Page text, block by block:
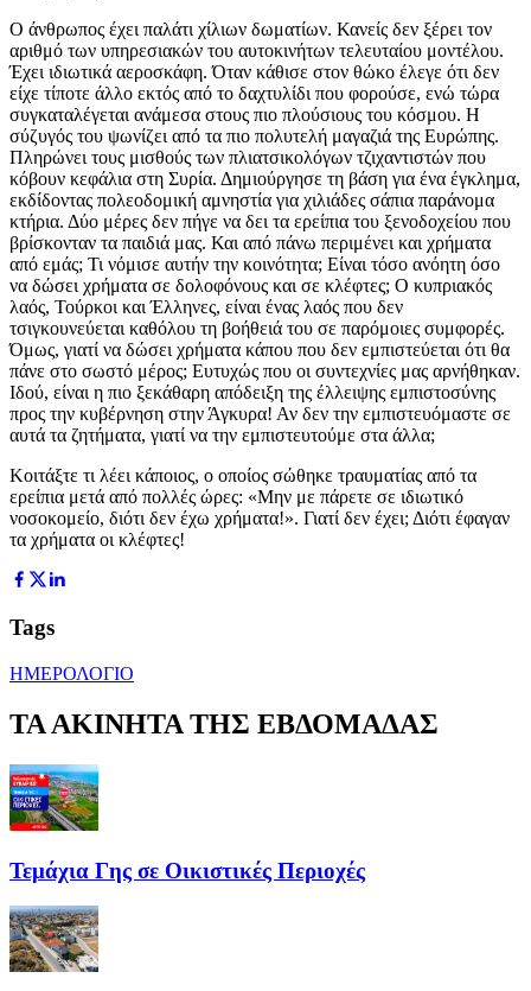
Ο άνθρωπος έχει παλάτι χίλιων δωματίων. Κανείς δεν ξέρει τον
αριθμό των υπηρεσιακών του αυτοκινήτων τελευταίου μοντέλου.
Έχει ιδιωτικά αεροσκάφη. Όταν κάθισε στον θώκο έλεγε ότι δεν
είχε τίποτε άλλο εκτός από το δαχτυλίδι που φορούσε, ενώ τώρα
συγκαταλέγεται ανάμεσα στους πιο πλούσιους του κόσμου. Η
σύζυγός του ψωνίζει από τα πιο πολυτελή μαγαζιά της Ευρώπης.
Πληρώνει τους μισθούς των πλιατσικολόγων τζιχαντιστών που
κόβουν κεφάλια στη Συρία. Δημιούργησε τη βάση για ένα έγκλημα,
εκδίδοντας πολεοδομική αμνηστία για χιλιάδες σάπια παράνομα
κτήρια. Δύο μέρες δεν πήγε να δει τα ερείπια του ξενοδοχείου που
βρίσκονταν τα παιδιά μας. Και από πάνω περιμένει και χρήματα
από εμάς; Τι νόμισε αυτήν την κοινότητα; Είναι τόσο ανόητη όσο
να δώσει χρήματα σε δολοφόνους και σε κλέφτες; Ο κυπριακός
λαός, Τούρκοι και Έλληνες, είναι ένας λαός που δεν
τσιγκουνεύεται καθόλου τη βοήθειά του σε παρόμοιες συμφορές.
Όμως, γιατί να δώσει χρήματα κάπου που δεν εμπιστεύεται ότι θα
πάνε στο σωστό μέρος; Ευτυχώς που οι συντεχνίες μας αρνήθηκαν.
Ιδού, είναι η πιο ξεκάθαρη απόδειξη της έλλειψης εμπιστοσύνης
προς την κυβέρνηση στην Άγκυρα! Αν δεν την εμπιστευόμαστε σε
αυτά τα ζητήματα, γιατί να την εμπιστευτούμε στα άλλα;
Κοιτάξτε τι λέει κάποιος, ο οποίος σώθηκε τραυματίας από τα
ερείπια μετά από πολλές ώρες: «Μην με πάρετε σε ιδιωτικό
νοσοκομείο, διότι δεν έχω χρήματα!». Γιατί δεν έχει; Διότι έφαγαν
τα χρήματα οι κλέφτες!
Tags
ΗΜΕΡΟΛΟΓΙΟ
ΤΑ ΑΚΙΝΗΤΑ ΤΗΣ ΕΒΔΟΜΑΔΑΣ
Τεμάχια Γης σε Οικιστικές Περιοχές